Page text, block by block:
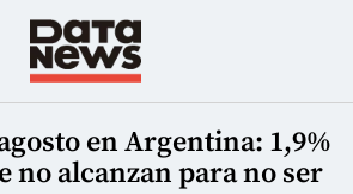
en Argentina: 1,9%
no alcanzan para no ser